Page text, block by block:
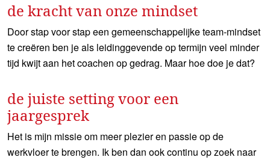
de kracht van onze mindset
Door stap voor stap een gemeenschappelijke team-mindset
te creëren ben je als leidinggevende op termijn veel minder
tijd kwijt aan het coachen op gedrag. Maar hoe doe je dat?
de juiste setting voor een
jaargesprek
Het is mijn missie om meer plezier en passie op de
werkvloer te brengen. Ik ben dan ook continu op zoek naar